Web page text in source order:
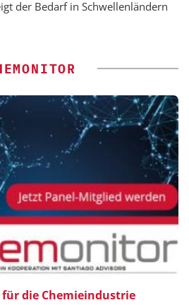
der Bedarf in Schwellenländern
die Chemieindustrie